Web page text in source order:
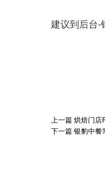
建议到后台-
上一篇烘焙门店
下一篇银豹中餐